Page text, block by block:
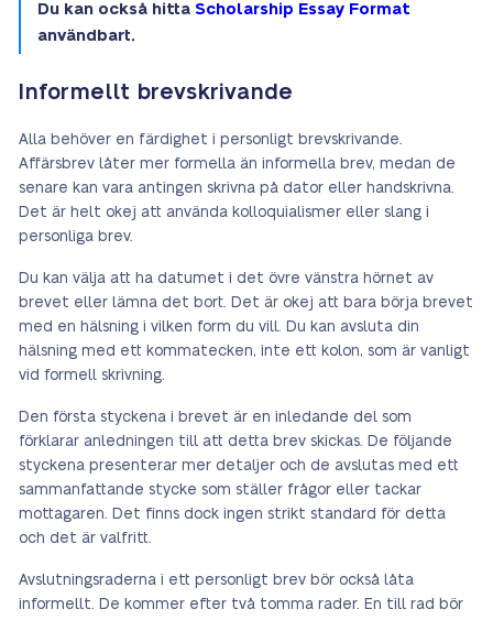
Du kan också hitta Scholarship Essay Format
användbart.
Informellt brevskrivande
Alla behöver en färdighet i personligt brevskrivande.
Affärsbrev låter mer formella än informella brev, medan de
senare kan vara antingen skrivna på dator eller handskrivna.
Det är helt okej att använda kolloquialismer eller slang i
personliga brev.
Du kan välja att ha datumet i det övre vänstra hörnet av
brevet eller lämna det bort. Det är okej att bara börja brevet
med en hälsning i vilken form du vill. Du kan avsluta din
hälsning med ett kommatecken, inte ett kolon, som är vanligt
vid formell skrivning.
Den första styckena i brevet är en inledande del som
förklarar anledningen till att detta brev skickas. De följande
styckena presenterar mer detaljer och de avslutas med ett
sammanfattande stycke som ställer frågor eller tackar
mottagaren. Det finns dock ingen strikt standard för detta
och det är valfritt.
Avslutningsraderna i ett personligt brev bör också låta
informellt. De kommer efter två tomma rader. En till rad bör